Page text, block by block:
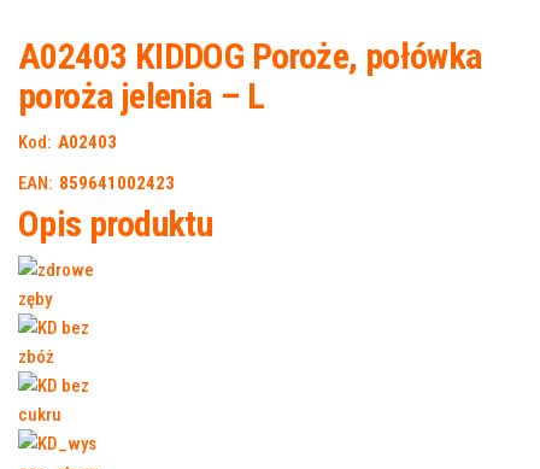
A02403 KIDDOG Poroże, połówka
poroża jelenia – L
Kod: A02403
EAN: 859641002423
Opis produktu